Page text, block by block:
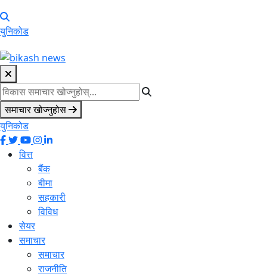
युनिकोड
समाचार खोज्नुहोस
युनिकोड
वित्त
बैंक
बीमा
सहकारी
विविध
सेयर
समाचार
समाचार
राजनीति